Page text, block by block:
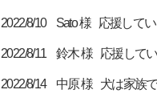
2022/8/10 Sato 様 応援してい
2022/8/11 鈴木 様 応援してい
2022/8/14 中原 様 犬は家族